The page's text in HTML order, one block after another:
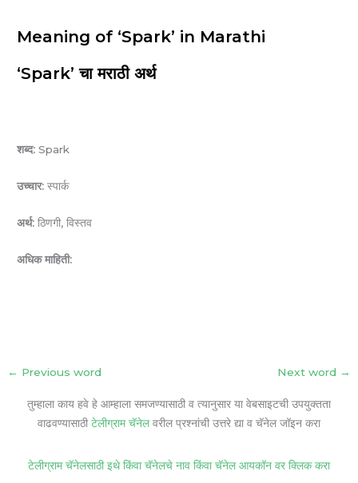
Meaning of ‘Spark’ in Marathi
‘Spark’ चा मराठी अर्थ
शब्द: Spark
उच्चार: स्पार्क
अर्थ: ठिणगी, विस्तव
अधिक माहिती:
← Previous word Next word →
तुम्हाला काय हवे हे आम्हाला समजण्यासाठी व त्यानुसार या वेबसाइटची उपयुक्तता
वाढवण्यासाठी टेलीग्राम चॅनेलवरील प्रश्नांची उत्तरे द्या व चॅनेल जॉइन करा
टेलीग्राम चॅनेलसाठी इथे किंवा चॅनेलचे नाव किंवा चॅनेल आयकॉन वर क्लिक करा